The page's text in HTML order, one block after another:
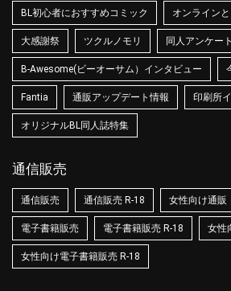
BL初心者におすすめコミック オンライン
大感謝祭 ツクルノモリ 同人アンケート
B-Awesome(ビーオーサム）インタビュー
Fantia 通販アップデート情報 印刷所
オリジナルBL同人誌特集
通信販売
通信販売 通信販売 R-18 女性向け通販
電子書籍販売 電子書籍販売 R-18 女性
女性向け電子書籍販売 R-18